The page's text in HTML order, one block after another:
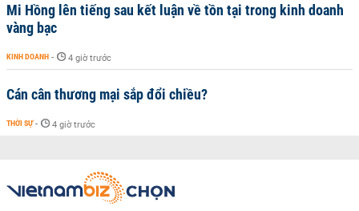
Mi Hồng lên tiếng sau kết luận về tồn tại trong kinh doanh
vàng bạc
KINH DOANH - 4 giờ trước
Cán cân thương mại sắp đổi chiều?
THỜI SỰ - 4 giờ trước